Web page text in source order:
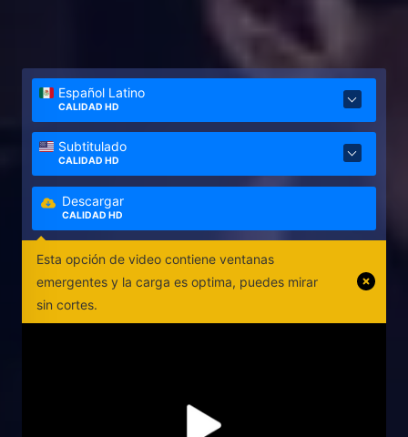
Español Latino
CALIDAD HD
Subtitulado
CALIDAD HD
Descargar
CALIDAD HD
Esta opción de video contiene ventanas
emergentes y la carga es optima, puedes mirar
sin cortes.